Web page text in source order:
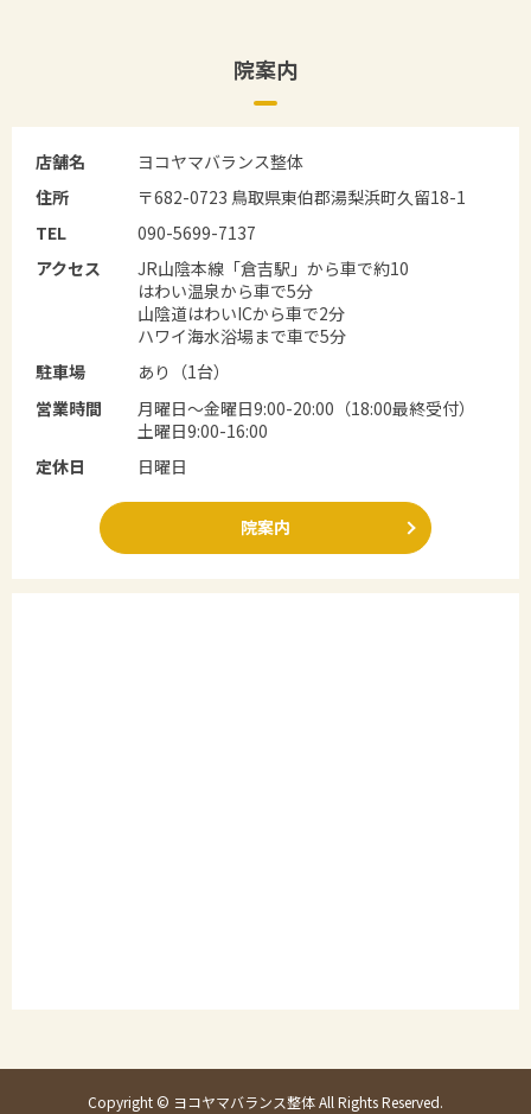
院案内
店舗名
ヨコヤマバランス整体
住所
〒682-0723 鳥取県東伯郡湯梨浜町久留18-1
TEL
090-5699-7137
アクセス
JR山陰本線「倉吉駅」から車で約10
はわい温泉から車で5分
山陰道はわいICから車で2分
ハワイ海水浴場まで車で5分
駐車場
あり（1台）
営業時間
月曜日～金曜日9:00-20:00（18:00最終受付）
土曜日9:00-16:00
定休日
日曜日
院案内
Copyright © ヨコヤマバランス整体 All Rights Reserved.